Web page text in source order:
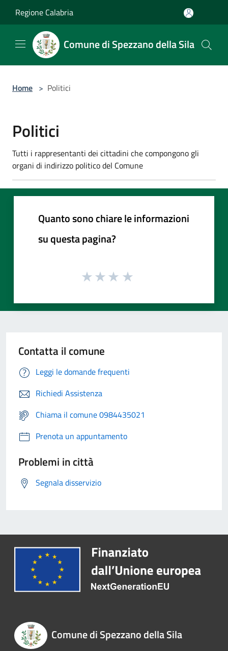
Regione Calabria
Comune di Spezzano della Sila
Home > Politici
Politici
Tutti i rappresentanti dei cittadini che compongono gli
organi di indirizzo politico del Comune
Quanto sono chiare le informazioni
su questa pagina?
Contatta il comune
Leggi le domande frequenti
Richiedi Assistenza
Chiama il comune 0984435021
Prenota un appuntamento
Problemi in città
Segnala disservizio
Comune di Spezzano della Sila